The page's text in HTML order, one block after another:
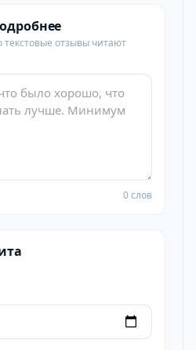
текстовые отзывы читают
0 слов